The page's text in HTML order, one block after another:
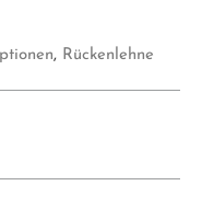
, Rückenlehne